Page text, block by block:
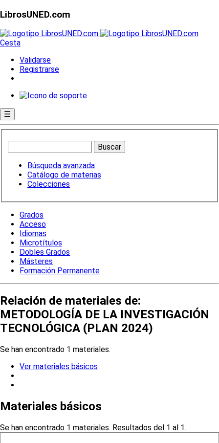
LibrosUNED.com
Cesta
Validarse
Registrarse
☰
Búsqueda avanzada
Catálogo de materias
Colecciones
Grados
Acceso
Idiomas
Microtítulos
Dobles Grados
Másteres
Formación Permanente
Relación de materiales de:
METODOLOGÍA DE LA INVESTIGACIÓN
TECNOLÓGICA (PLAN 2024)
Se han encontrado 1 materiales.
Ver materiales básicos
Materiales básicos
Se han encontrado 1 materiales. Resultados del 1 al 1.